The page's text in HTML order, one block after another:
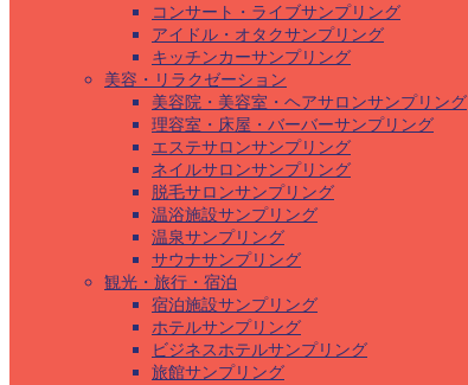
コンサート・ライブサンプリング
アイドル・オタクサンプリング
キッチンカーサンプリング
美容・リラクゼーション
美容院・美容室・ヘアサロンサンプリング
理容室・床屋・バーバーサンプリング
エステサロンサンプリング
ネイルサロンサンプリング
脱毛サロンサンプリング
温浴施設サンプリング
温泉サンプリング
サウナサンプリング
観光・旅行・宿泊
宿泊施設サンプリング
ホテルサンプリング
ビジネスホテルサンプリング
旅館サンプリング